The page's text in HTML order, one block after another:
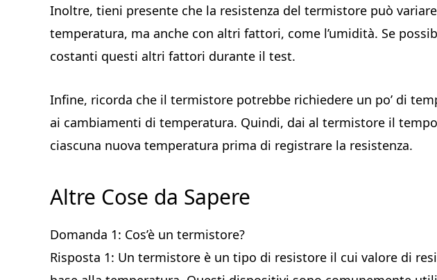
Inoltre, tieni presente che la resistenza del termistore può
temperatura, ma anche con altri fattori, come l’umidità. Se
costanti questi altri fattori durante il test.
Infine, ricorda che il termistore potrebbe richiedere un po’ di
ai cambiamenti di temperatura. Quindi, dai al termistore il
ciascuna nuova temperatura prima di registrare la resistenza.
Altre Cose da Sapere
Domanda 1: Cos’è un termistore?
Risposta 1: Un termistore è un tipo di resistore il cui valore di